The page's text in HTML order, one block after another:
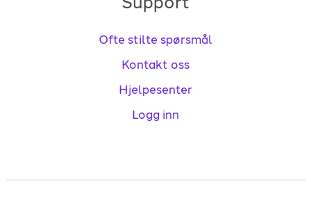
Ofte stilte spørsmål
Kontakt oss
Hjelpesenter
Logg inn